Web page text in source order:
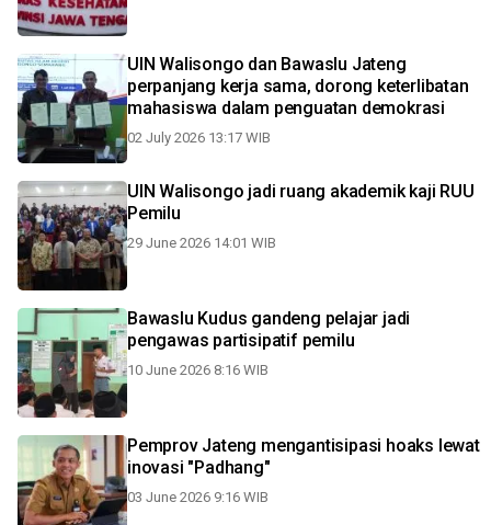
UIN Walisongo dan Bawaslu Jateng
perpanjang kerja sama, dorong keterlibatan
mahasiswa dalam penguatan demokrasi
02 July 2026 13:17 WIB
UIN Walisongo jadi ruang akademik kaji RUU
Pemilu
29 June 2026 14:01 WIB
Bawaslu Kudus gandeng pelajar jadi
pengawas partisipatif pemilu
10 June 2026 8:16 WIB
Pemprov Jateng mengantisipasi hoaks lewat
inovasi "Padhang"
03 June 2026 9:16 WIB